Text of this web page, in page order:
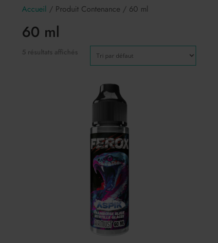
Accueil / Produit Contenance / 60 ml
60 ml
5 résultats affichés